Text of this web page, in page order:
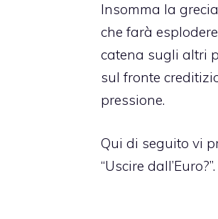
Insomma la
che farà
catena sugli altri
sul fronte
pressione.
Qui di seguito vi
“Uscire dall’Euro?”.